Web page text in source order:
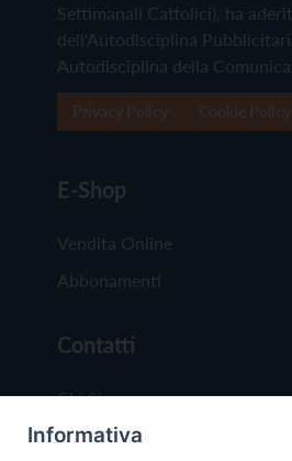
Settimanali Cattolici), ha
dell'Autodisciplina
Autodisciplina della
E-Shop
Vendita Online
Abbonamenti
Contatti
Chi Siamo
Redazione
Informativa